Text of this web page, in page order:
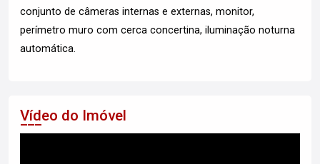
conjunto de câmeras internas e externas, monitor,
perímetro muro com cerca concertina, iluminação noturna
automática.
Vídeo do Imóvel